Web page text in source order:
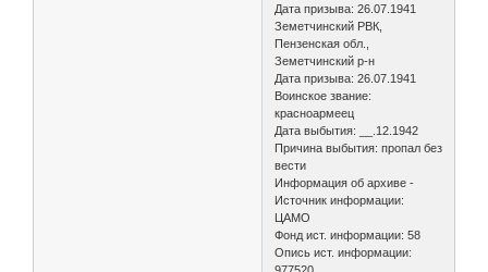
Дата призыва: 26.07.1941
Земетчинский РВК,
Пензенская обл.,
Земетчинский р-н
Дата призыва: 26.07.1941
Воинское звание:
красноармеец
Дата выбытия: __.12.1942
Причина выбытия: пропал без
вести
Информация об архиве -
Источник информации:
ЦАМО
Фонд ист. информации: 58
Опись ист. информации: